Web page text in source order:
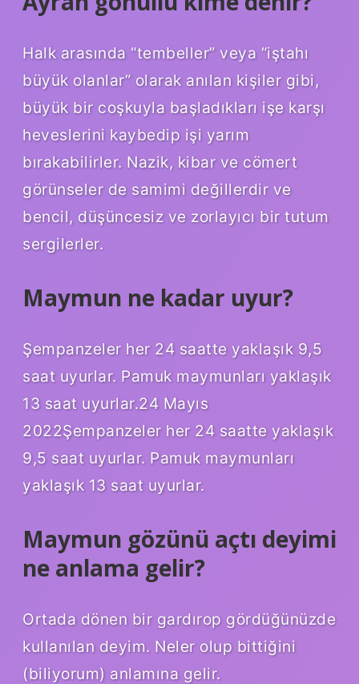
Halk arasında “tembeller” veya “iştahı
büyük olanlar” olarak anılan kişiler gibi,
büyük bir coşkuyla başladıkları işe karşı
heveslerini kaybedip işi yarım
bırakabilirler. Nazik, kibar ve cömert
görünseler de samimi değillerdir ve
bencil, düşüncesiz ve zorlayıcı bir tutum
sergilerler.
Maymun ne kadar uyur?
Şempanzeler her 24 saatte yaklaşık 9,5
saat uyurlar. Pamuk maymunları yaklaşık
13 saat uyurlar.24 Mayıs
2022Şempanzeler her 24 saatte yaklaşık
9,5 saat uyurlar. Pamuk maymunları
yaklaşık 13 saat uyurlar.
Maymun gözünü açtı deyimi
ne anlama gelir?
Ortada dönen bir gardırop gördüğünüzde
kullanılan deyim. Neler olup bittiğini
(biliyorum) anlamına gelir.